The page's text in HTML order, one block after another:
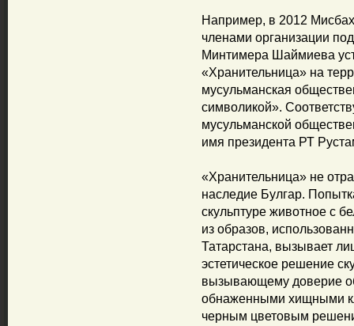
Например, в 2012
членами организации
Минтимера Шаймиева
«Хранительница» на
мусульманская
символикой».
мусульманской
имя президента РТ
«Хранительница» не
наследие Булгар.
скульптуре животное с
из образов,
Татарстана, вызывает
эстетическое решение
вызывающему доверие
обнаженными хищными
черным цветовым